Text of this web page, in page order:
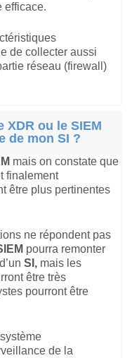
efficace.
de collecter aussi
réseau (firewall)
XDR ou le SIEM
de mon SI ?
mais on constate que
finalement
être plus pertinentes
ne répondent pas
pourra remonter
SI, mais les
être très
pourront être
de la